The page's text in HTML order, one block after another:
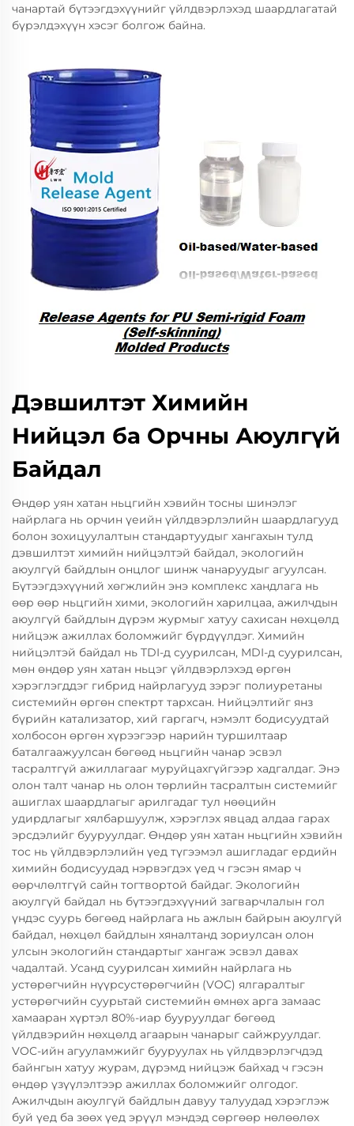
чанартай бүтээгдэхүүнийг үйлдвэрлэхэд шаардлагатай
бүрэлдэхүүн хэсэг болгож байна.
Дэвшилтэт Химийн
Нийцэл ба Орчны Аюулгүй
Байдал
Өндөр уян хатан ньцгийн хэвийн тосны шинэлэг
найрлага нь орчин үеийн үйлдвэрлэлийн шаардлагууд
болон зохицуулалтын стандартуудыг хангахын тулд
дэвшилтэт химийн нийцэлтэй байдал, экологийн
аюулгүй байдлын онцлог шинж чанаруудыг агуулсан.
Бүтээгдэхүүний хөгжлийн энэ комплекс хандлага нь
өөр өөр ньцгийн хими, экологийн харилцаа, ажилчдын
аюулгүй байдлын дүрэм журмыг хатуу сахисан нөхцөлд
нийцэж ажиллах боломжийг бүрдүүлдэг. Химийн
нийцэлтэй байдал нь TDI-д суурилсан, MDI-д суурилсан,
мөн өндөр уян хатан ньцэг үйлдвэрлэхэд өргөн
хэрэглэгддэг гибрид найрлагууд зэрэг полиуретаны
системийн өргөн спектрт тархсан. Нийцэлтийг янз
бүрийн катализатор, хий гаргагч, нэмэлт бодисуудтай
холбосон өргөн хүрээгээр нарийн туршилтаар
баталгаажуулсан бөгөөд ньцгийн чанар эсвэл
тасралтгүй ажиллагааг муруйцахгүйгээр хадгалдаг. Энэ
олон талт чанар нь олон төрлийн тасралтын системийг
ашиглах шаардлагыг арилгадаг тул нөөцийн
удирдлагыг хялбаршуулж, хэрэглэх явцад алдаа гарах
эрсдэлийг бууруулдаг. Өндөр уян хатан ньцгийн хэвийн
тос нь үйлдвэрлэлийн үед түгээмэл ашигладаг ердийн
химийн бодисуудад нэрвэгдэх үед ч гэсэн ямар ч
өөрчлөлтгүй сайн тогтвортой байдаг. Экологийн
аюулгүй байдал нь бүтээгдэхүүний загварчлалын гол
үндэс суурь бөгөөд найрлага нь ажлын байрын аюулгүй
байдал, нөхцөл байдлын хяналтанд зориулсан олон
улсын экологийн стандартыг хангаж эсвэл давах
чадалтай. Усанд суурилсан химийн найрлага нь
устөрөгчийн нүүрсустөрөгчийн (VOC) ялгаралтыг
устөрөгчийн суурьтай системийн өмнөх арга замаас
хамааран хүртэл 80%-иар бууруулдаг бөгөөд
үйлдвэрийн нөхцөлд агаарын чанарыг сайжруулдаг.
VOC-ийн агууламжийг бууруулах нь үйлдвэрлэгчдэд
байнгын хатуу журам, дүрэмд нийцэж байхад ч гэсэн
өндөр үзүүлэлтээр ажиллах боломжийг олгодог.
Ажилчдын аюулгүй байдлын давуу талуудад хэрэглэж
буй үед ба зөөх үед эрүүл мэндэд сөргөөр нөлөөлөх